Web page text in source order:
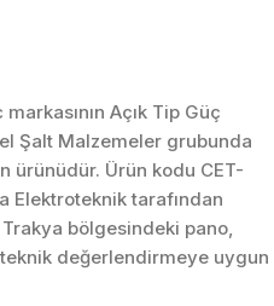
Açık Tip Güç
Şalt Malzemeler grubunda
ürünüdür. Ürün kodu CET-
Elektroteknik tarafından
bölgesindeki pano,
değerlendirmeye uygun